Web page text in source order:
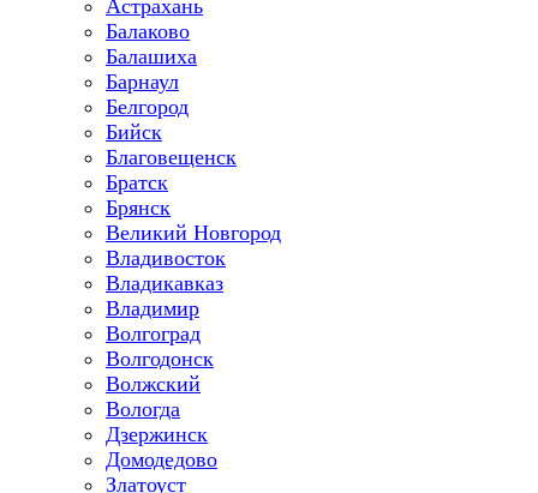
Астрахань
Балаково
Балашиха
Барнаул
Белгород
Бийск
Благовещенск
Братск
Брянск
Великий Новгород
Владивосток
Владикавказ
Владимир
Волгоград
Волгодонск
Волжский
Вологда
Дзержинск
Домодедово
Златоуст